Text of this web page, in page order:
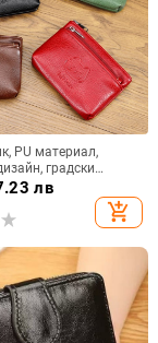
PU материал,
градски
стил, унисекс
лв
add_shopping_cart